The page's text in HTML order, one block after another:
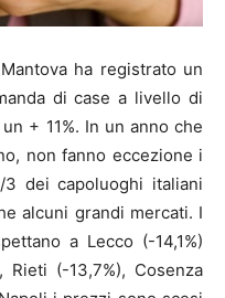
ha registrato un
di case a livello di
+ 11%. In un anno che
non fanno eccezione i
dei capoluoghi italiani
alcuni grandi mercati. I
a Lecco (-14,1%)
Rieti (-13,7%), Cosenza